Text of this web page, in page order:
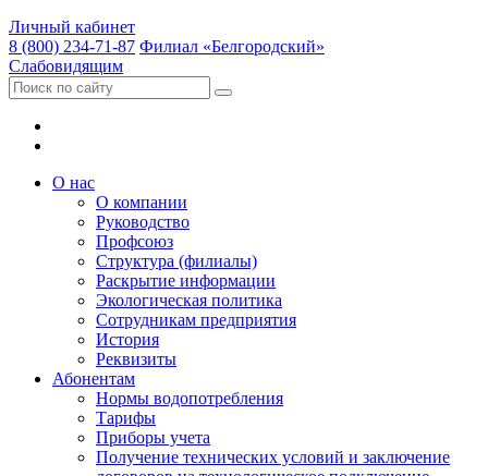
Личный кабинет
8 (800) 234-71-87 Филиал «Белгородский»
Слабовидящим
О нас
О компании
Руководство
Профсоюз
Структура (филиалы)
Раскрытие информации
Экологическая политика
Сотрудникам предприятия
История
Реквизиты
Абонентам
Нормы водопотребления
Тарифы
Приборы учета
Получение технических условий и заключение